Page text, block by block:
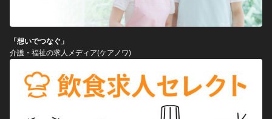
「想いでつなぐ」
介護・福祉の求人メディア(ケアノワ)